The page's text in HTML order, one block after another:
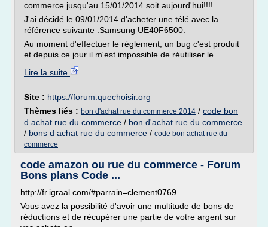
commerce jusqu'au 15/01/2014 soit aujourd'hui!!!!
J'ai décidé le 09/01/2014 d'acheter une télé avec la
référence suivante :Samsung UE40F6500.
Au moment d'effectuer le règlement, un bug c'est produit
et depuis ce jour il m'est impossible de réutiliser le...
Lire la suite
Site : https://forum.quechoisir.org
Thèmes liés : bon d'achat rue du commerce 2014 / code bon
d achat rue du commerce / bon d'achat rue du commerce
/ bons d achat rue du commerce / code bon achat rue du
commerce
code amazon ou rue du commerce - Forum
Bons plans Code ...
http://fr.igraal.com/#parrain=clement0769
Vous avez la possibilité d'avoir une multitude de bons de
réductions et de récupérer une partie de votre argent sur